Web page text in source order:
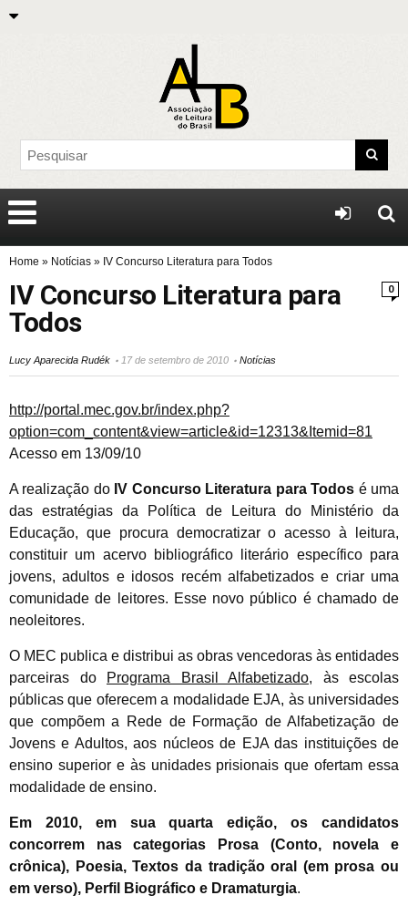
Home » Notícias » IV Concurso Literatura para Todos
0
IV Concurso Literatura para
Todos
Lucy Aparecida Rudék 17 de setembro de 2010 Notícias
http://portal.mec.gov.br/index.php?
option=com_content&view=article&id=12313&Itemid=81
Acesso em 13/09/10
A realização do IV Concurso Literatura para Todos é uma
das estratégias da Política de Leitura do Ministério da
Educação, que procura democratizar o acesso à leitura,
constituir um acervo bibliográfico literário específico para
jovens, adultos e idosos recém alfabetizados e criar uma
comunidade de leitores. Esse novo público é chamado de
neoleitores.
O MEC publica e distribui as obras vencedoras às entidades
parceiras do
Programa Brasil Alfabetizado, às escolas
públicas que oferecem a modalidade EJA, às universidades
que compõem a Rede de Formação de Alfabetização de
Jovens e Adultos, aos núcleos de EJA das instituições de
ensino superior e às unidades prisionais que ofertam essa
modalidade de ensino.
Em 2010, em sua quarta edição, os candidatos
concorrem nas categorias Prosa (Conto, novela e
crônica), Poesia, Textos da tradição oral (em prosa ou
em verso), Perfil Biográfico e Dramaturgia.